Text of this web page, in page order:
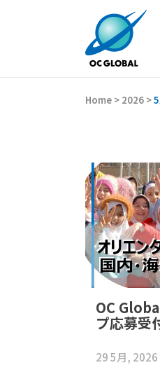
Home > 2026 >
OC
プ応募受
29 5月, 2026